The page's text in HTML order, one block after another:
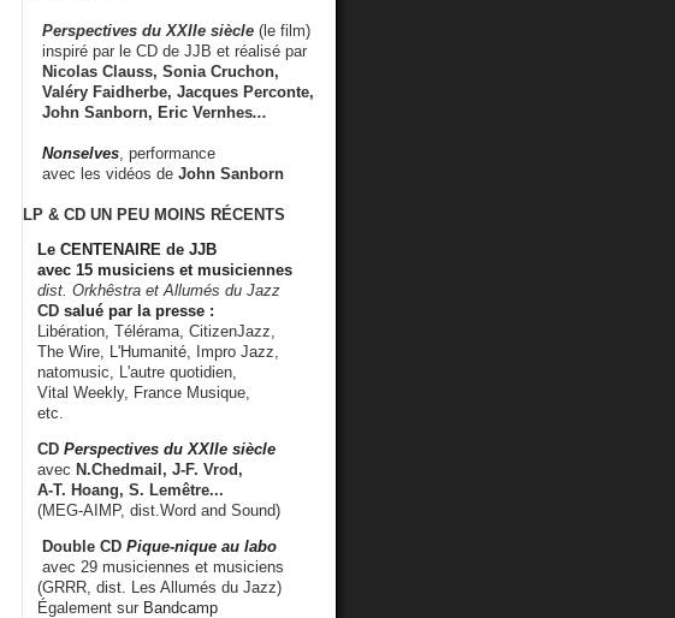
Perspectives du XXIIe siècle (le film)
inspiré par le CD de JJB et réalisé par
Nicolas Clauss, Sonia Cruchon,
Valéry Faidherbe, Jacques Perconte,
John Sanborn, Eric Vernhes...
Nonselves , performance
avec les vidéos de John Sanborn
LP & CD UN PEU MOINS RÉCENTS
Le CENTENAIRE de JJB
avec 15 musiciens et musiciennes
dist. Orkhêstra et Allumés du Jazz
CD salué par la presse :
Libération, Télérama, CitizenJazz,
The Wire, L'Humanité, Impro Jazz,
natomusic, L'autre quotidien,
Vital Weekly, France Musique,
etc.
CD Perspectives du XXIIe siècle
avec N.Chedmail, J-F. Vrod,
A-T. Hoang, S. Lemêtre...
(MEG-AIMP, dist.Word and Sound)
Double CD Pique-nique au labo
avec 29 musiciennes et musiciens
(GRRR, dist. Les Allumés du Jazz)
Également sur Bandcamp